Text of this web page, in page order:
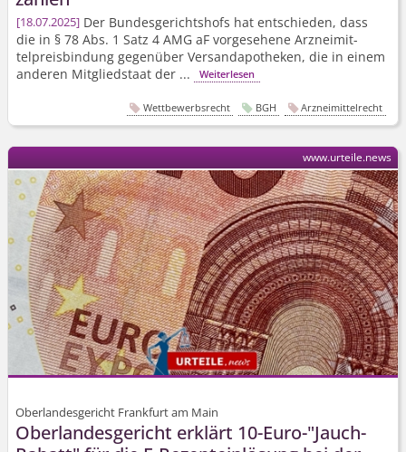
18.07.2025 Der Bundesgerichtshofs hat entschieden, dass
die in § 78 Abs. 1 Satz 4 AMG aF vorgesehene Arzneimit­
telpreisbindung gegenüber Versandapotheken, die in einem
anderen Mitgliedstaat der ...
Weiterlesen
Wettbewerbsrecht BGH Arzneimittelrecht
Oberlandesgericht Frankfurt am Main
Oberlandesgericht erklärt 10-Euro-"Jauch-
www.urteile.news